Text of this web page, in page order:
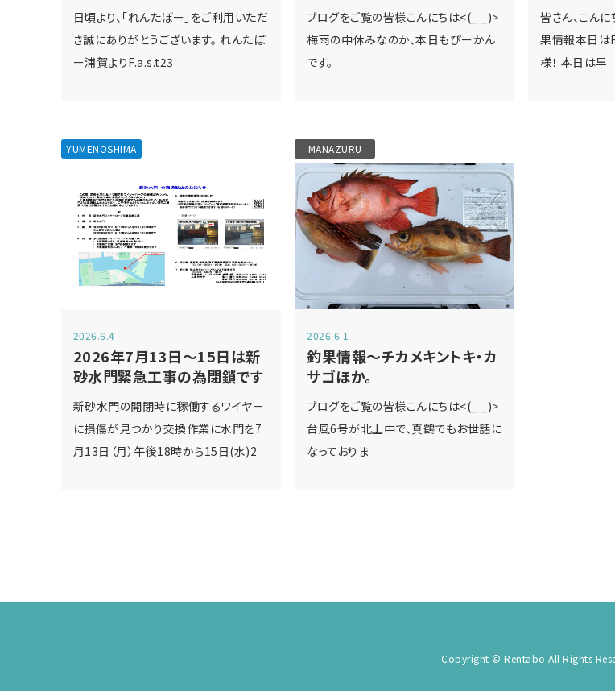
日頃より、「れんたぼー」をご利用いただ
き誠にありがとうございます。 れんたぼ
ー浦賀よりF.a.s.t23
ブログをご覧の皆様こんにちは<(_ _)>
梅雨の中休みなのか、本日もぴーかん
です。
皆さん、こん
果情報本日は
様！ 本日は早
YUMENOSHIMA
2026.6.4
2026年7月13日～15日は新
砂水門緊急工事の為閉鎖です
新砂水門の開閉時に稼働するワイヤー
に損傷が見つかり交換作業に水門を7
月13日（月）午後18時から15日(水)2
MANAZURU
2026.6.1
釣果情報～チカメキントキ・カ
サゴほか。
ブログをご覧の皆様こんにちは<(_ _)>
台風6号が北上中で、真鶴でもお世話に
なっておりま
Copyright © Rentabo All Rights